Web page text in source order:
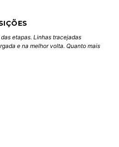
etapas. Linhas tracejadas
e na melhor volta. Quanto mais